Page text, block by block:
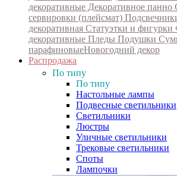
декоративные Декоративное панно
сервировки (плейсмат)
декоративная Статуэтки и фигурки
декоративные Пледы Подушки
парафиновыеНовогодний декор
Распродажа
По типу
По типу
Настольные лампы
Подвесные светильники
Светильники
Люстры
Уличные светильники
Трековые светильники
Споты
Лампочки